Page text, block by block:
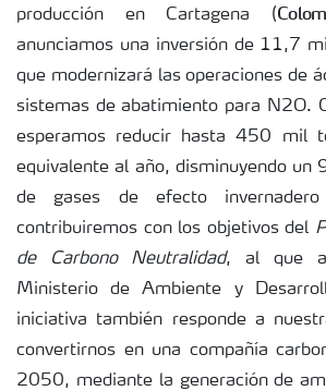
producción en Cartagena (
anunciamos una inversión de 11,7
que modernizará las operaciones de
sistemas de abatimiento para N2O.
esperamos reducir hasta 450 mil
equivalente al año, disminuyendo un
de gases de efecto
contribuiremos con los objetivos del
de Carbono Neutralidad, al que
Ministerio de Ambiente y
iniciativa también responde a
convertirnos en una compañía
2050, mediante la generación de